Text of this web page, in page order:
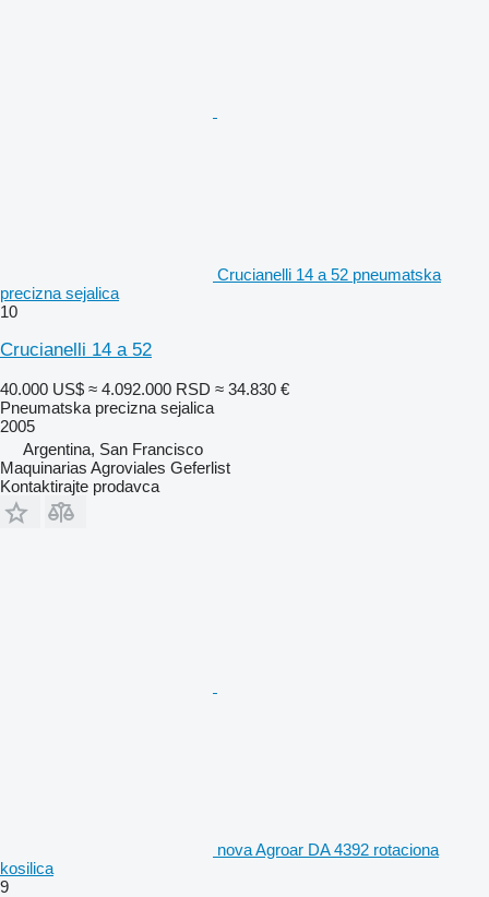
Crucianelli 14 a 52 pneumatska
precizna sejalica
10
Crucianelli 14 a 52
40.000 US$ ≈ 4.092.000 RSD ≈ 34.830 €
Pneumatska precizna sejalica
2005
Argentina, San Francisco
Maquinarias Agroviales Geferlist
Kontaktirajte prodavca
nova Agroar DA 4392 rotaciona
kosilica
9